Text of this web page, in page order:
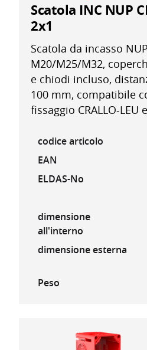
Scatola INC NUP
2x1
Scatola da incasso
M20/M25/M32,
e chiodi incluso,
100 mm, compatibile
fissaggio CRALLO-LEU
codice articolo
EAN
ELDAS-No
dimensione
all'interno
dimensione esterna
Peso